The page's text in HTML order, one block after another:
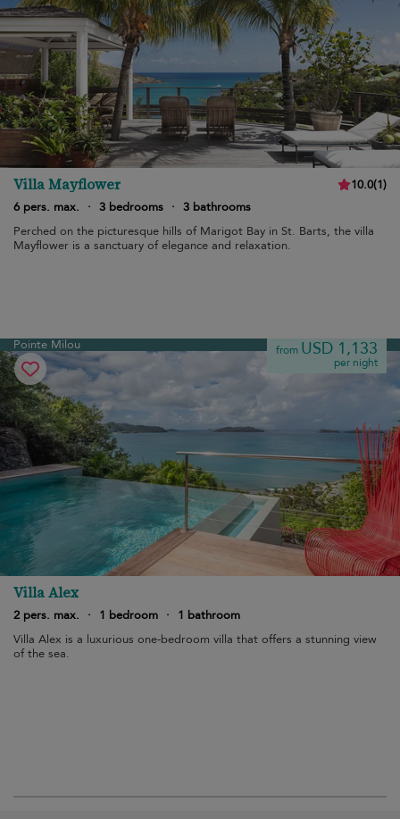
Villa Mayflower 10.0(1)
6 pers. max.
· 3 bedrooms · 3 bathrooms
Perched on the picturesque hills of Marigot Bay in St. Barts, the villa
Mayflower is a sanctuary of elegance and relaxation.
Pointe Milou from USD 1,133
per night
Villa Alex
2 pers. max. · 1 bedroom ·
1 bathroom
Villa Alex is a luxurious one-bedroom villa that offers a stunning view
of the sea.